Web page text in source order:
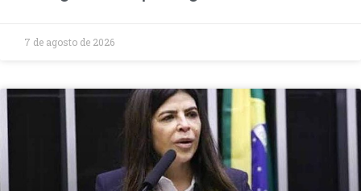
7 de agosto de 2026